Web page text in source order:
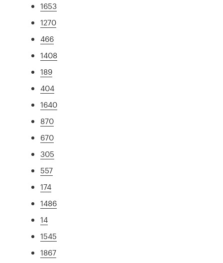
1653
1270
466
1408
189
404
1640
870
670
305
557
174
1486
14
1545
1867